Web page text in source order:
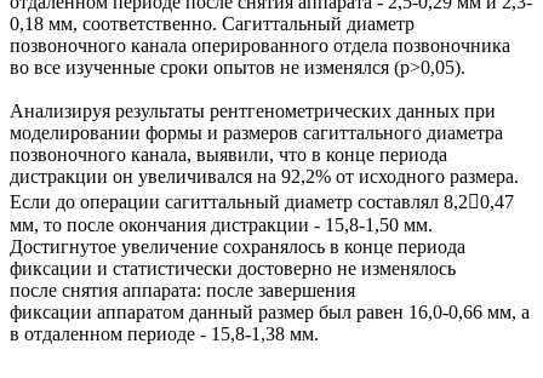
0,18 мм, соответственно. Сагиттальный диаметр
позвоночного канала оперированного отдела позвоночника
во все изученные сроки опытов не изменялся (р>0,05).
Анализируя результаты рентгенометрических данных при
моделировании формы и размеров сагиттального диаметра
позвоночного канала, выявили, что в конце периода
дистракции он увеличивался на 92,2% от исходного размера.
Если до операции сагиттальный диаметр составлял 8,20,47
мм, то после окончания дистракции - 15,8-1,50 мм.
Достигнутое увеличение сохранялось в конце периода
фиксации и статистически достоверно не изменялось
после снятия аппарата: после завершения
фиксации аппаратом данный размер был равен 16,0-0,66 мм, а
в отдаленном периоде - 15,8-1,38 мм.